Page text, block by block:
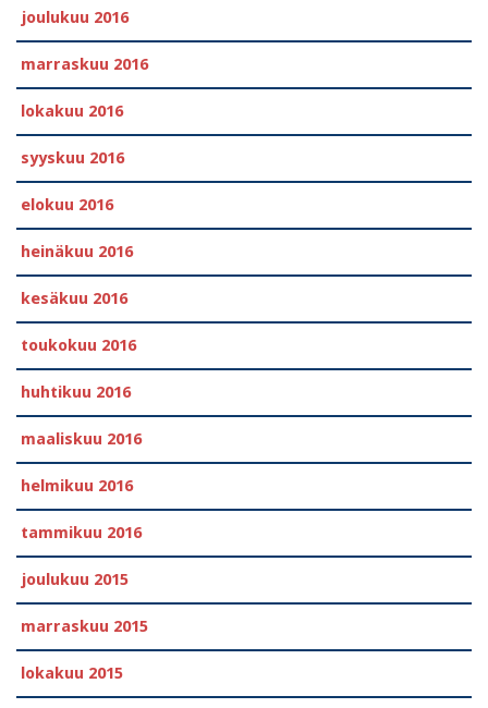
joulukuu 2016
marraskuu 2016
lokakuu 2016
syyskuu 2016
elokuu 2016
heinäkuu 2016
kesäkuu 2016
toukokuu 2016
huhtikuu 2016
maaliskuu 2016
helmikuu 2016
tammikuu 2016
joulukuu 2015
marraskuu 2015
lokakuu 2015